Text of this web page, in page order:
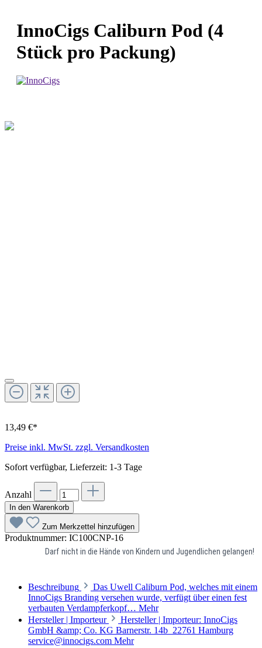
InnoCigs Caliburn Pod (4
Stück pro Packung)
13,49 €*
Preise inkl. MwSt. zzgl. Versandkosten
Sofort verfügbar, Lieferzeit: 1-3 Tage
Anzahl
In den Warenkorb
Zum Merkzettel hinzufügen
Produktnummer: IC100CNP-16
Darf nicht in die Hände von Kindern und Jugendlichen gelangen!
Beschreibung
Das Uwell Caliburn Pod, welches mit einem
InnoCigs Branding versehen wurde, verfügt über einen fest
verbauten Verdampferkopf… Mehr
Hersteller | Importeur
Hersteller | Importeur: InnoCigs
GmbH &amp; Co. KG Barnerstr. 14b 22761 Hamburg
service@innocigs.com Mehr